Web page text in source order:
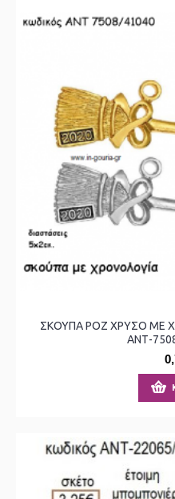
ΣΚΟΥΠΑ ΡΟΖ ΧΡΥΣΟ ΜΕ
ΑΝΤ-